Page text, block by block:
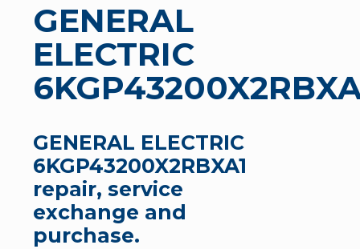
GENERAL
ELECTRIC
GENERAL ELECTRIC
6KGP43200X2RBXA1
repair, service
exchange and
purchase.